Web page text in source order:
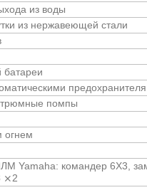
из воды
из нержавеющей стали
батареи
трюмные помпы
огнем
Yamaha: командер 6X3,
⨯2